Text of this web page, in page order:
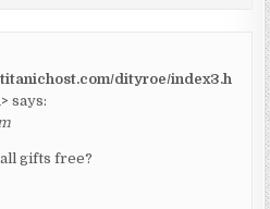
dityroe/index3.h
says:
gifts free?